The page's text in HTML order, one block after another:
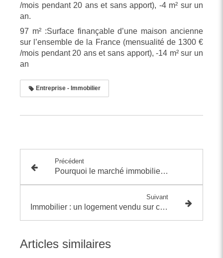
/mois pendant 20 ans et sans apport), -4 m² sur un
an.
97 m² :Surface finançable d’une maison ancienne
sur l’ensemble de la France (mensualité de 1300 €
/mois pendant 20 ans et sans apport), -14 m² sur un
an
Entreprise - Immobilier
Précédent
Pourquoi le marché immobilier est bloqué en mode pause
Suivant
Immobilier : un logement vendu sur cinq est une passoire thermique
Articles similaires